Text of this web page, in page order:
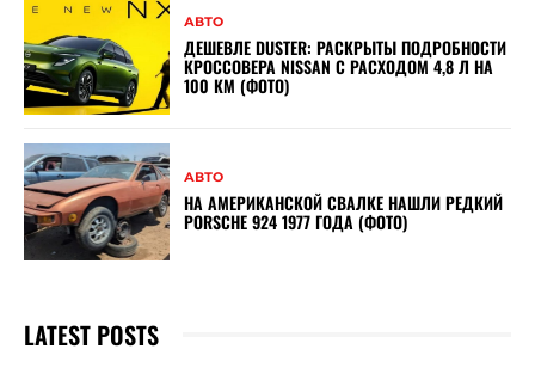
АВТО
ДЕШЕВЛЕ DUSTER: РАСКРЫТЫ ПОДРОБНОСТИ
КРОССОВЕРА NISSAN С РАСХОДОМ 4,8 Л НА
100 КМ (ФОТО)
АВТО
НА АМЕРИКАНСКОЙ СВАЛКЕ НАШЛИ РЕДКИЙ
PORSCHE 924 1977 ГОДА (ФОТО)
LATEST POSTS